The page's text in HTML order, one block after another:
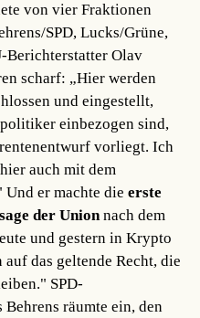
von vier Fraktionen
SPD, Lucks/Grüne,
Berichterstatter Olav
scharf: „Hier werden
und eingestellt,
einbezogen sind,
vorliegt. Ich
auch mit dem
Und er machte dieerste
der Unionnach dem
und gestern in Krypto
das geltende Recht, die
SPD-
räumte ein, den